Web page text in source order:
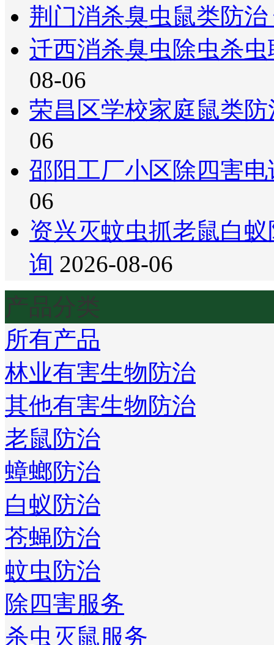
荆门消杀臭虫鼠类防
迁西消杀臭虫除虫杀
08-06
荣昌区学校家庭鼠类
06
邵阳工厂小区除四害
06
资兴灭蚊虫抓老鼠白
询 2026-08-06
产品分类
所有产品
林业有害生物防治
其他有害生物防治
老鼠防治
蟑螂防治
白蚁防治
苍蝇防治
蚊虫防治
除四害服务
杀虫灭鼠服务